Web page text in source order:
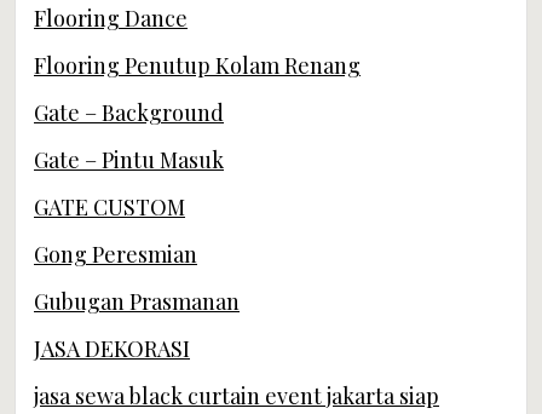
Flooring Dance
Flooring Penutup Kolam Renang
Gate – Background
Gate – Pintu Masuk
GATE CUSTOM
Gong Peresmian
Gubugan Prasmanan
JASA DEKORASI
jasa sewa black curtain event jakarta siap